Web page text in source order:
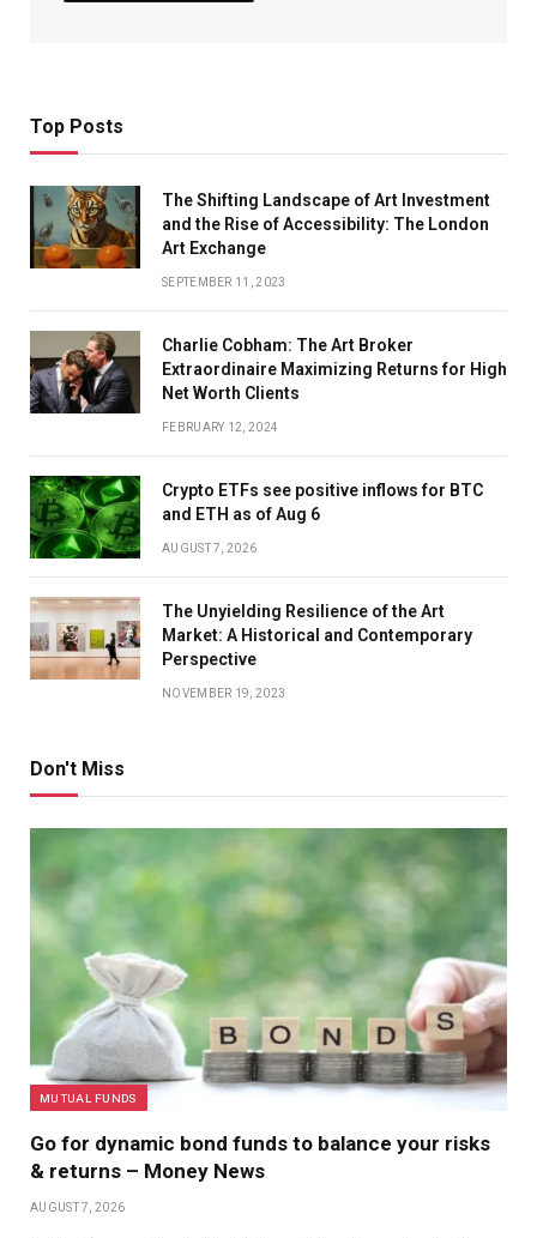
Top Posts
The Shifting Landscape of Art Investment
and the Rise of Accessibility: The London
Art Exchange
SEPTEMBER 11, 2023
Charlie Cobham: The Art Broker
Extraordinaire Maximizing Returns for High
Net Worth Clients
FEBRUARY 12, 2024
Crypto ETFs see positive inflows for BTC
and ETH as of Aug 6
AUGUST 7, 2026
The Unyielding Resilience of the Art
Market: A Historical and Contemporary
Perspective
NOVEMBER 19, 2023
Don't Miss
MUTUAL FUNDS
Go for dynamic bond funds to balance your risks
& returns – Money News
AUGUST 7, 2026